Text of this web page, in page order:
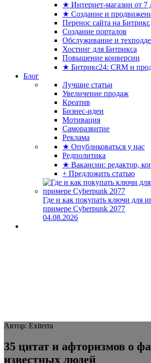
★ Интернет-магазин от 7
★ Создание и
Перенос сайта на Битрикс
Создание порталов
Обслуживание и
Хостинг для Битрикса
Повышение конверсии
★ Битрикс24: CRM и
Блог
Лучшие статьи
Увеличение продаж
Креатив
Бизнес-идеи
Мотивация
Саморазвитие
Реклама
★ Опубликоваться у нас
Редполитика
★ Вакансии: редактор,
+ Предложить статью
Где и как покупать ключи для
примере Cyberpunk 2077
04.08.2026
Автор: Exiterra
35 цитат и афторизмов о
известных людей